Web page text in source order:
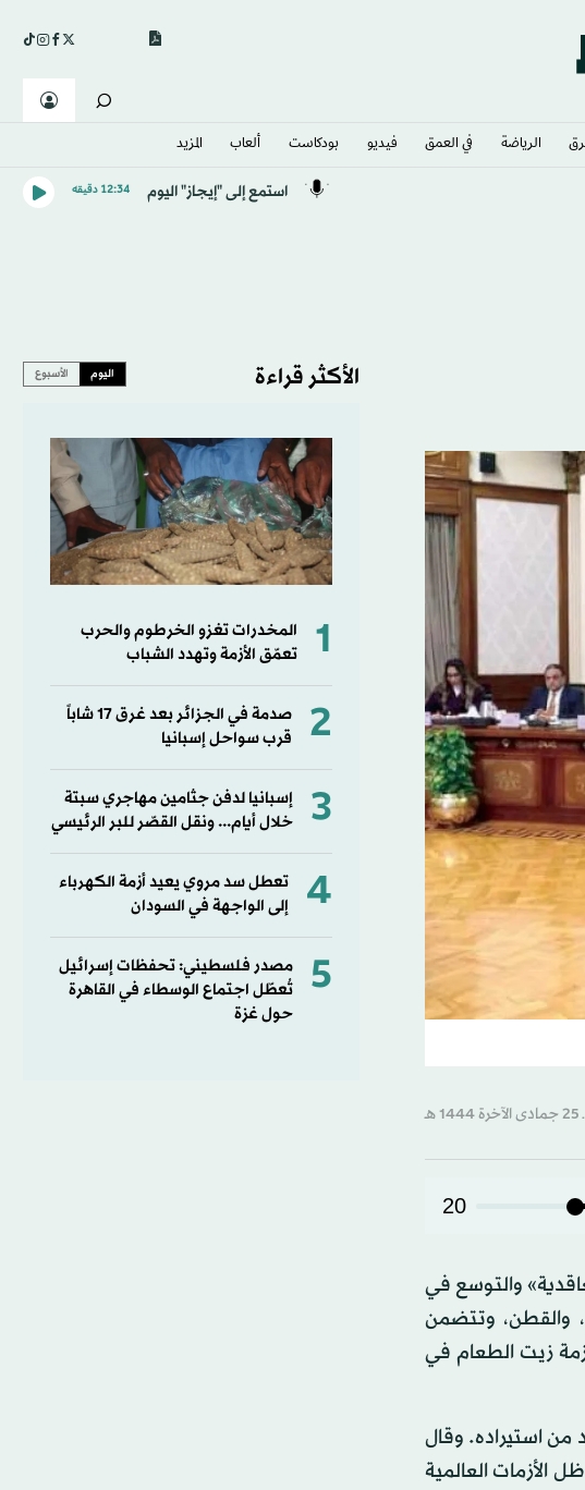
الرياضة في العمق فيديو بودكاست ألعاب المزيد
استمع إلى "إيجاز" اليوم 12:34 دقيقه
20
والتوسع في
والقطن، وتتضمن
زيت الطعام في
من استيراده. وقال
العالمية
الأكثر قراءة اليوم الأسبوع
1
المخدرات تغزو الخرطوم والحرب
تعمّق الأزمة وتهدد الشباب
2
صدمة في الجزائر بعد غرق 17 شاباً
قرب سواحل إسبانيا
3
إسبانيا لدفن جثامين مهاجري سبتة
خلال أيام... ونقل القصّر للبر الرئيسي
4
تعطل سد مروي يعيد أزمة الكهرباء
إلى الواجهة في السودان
5
مصدر فلسطيني: تحفظات إسرائيل
تُعطّل اجتماع الوسطاء في القاهرة
حول غزة